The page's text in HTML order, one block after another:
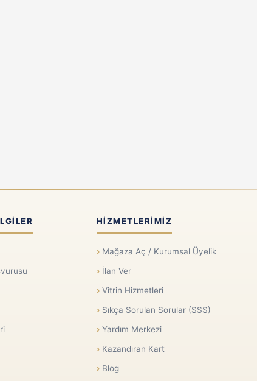
HIZMETLERIMIZ
Mağaza Aç / Kurumsal Üyelik
İlan Ver
Vitrin Hizmetleri
Sıkça Sorulan Sorular (SSS)
Yardım Merkezi
Kazandıran Kart
Blog